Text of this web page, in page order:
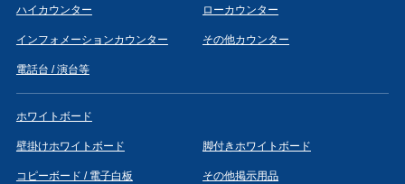
ハイカウンター ローカウンター
インフォメーションカウンター その他カウンター
電話台 / 演台等
ホワイトボード
壁掛けホワイトボード 脚付きホワイトボード
コピーボード / 電子白板 その他掲示用品